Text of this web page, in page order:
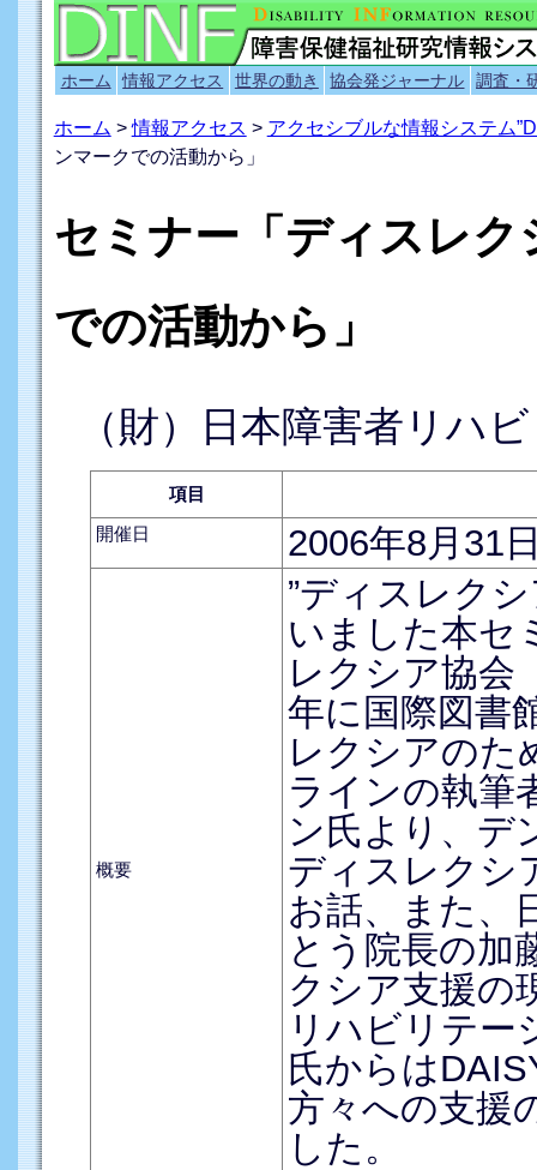
ホーム 情報アクセス 世界の動き 協会発ジャーナル 調査・
ホーム >情報アクセス > アクセシブルな情報システム
ンマークでの活動から」
セミナー「ディスレ
での活動から」
（財）日本障害者リハ
項目
開催日
2006年8月31
概要
”ディスレク
いました本セ
レクシア協会
年に国際図書
レクシアのた
ラインの執筆
ン氏より、デ
ディスレクシ
お話、また、
とう院長の加
クシア支援の
リハビリテー
氏からは
方々への支援
した。